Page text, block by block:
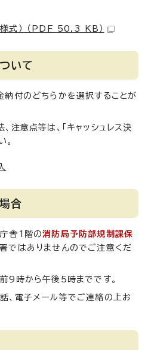
式） （PDF 50.3 KB）
いて
納付のどちらかを選択することが
注意点等は、「キャッシュレス決
。
合
舎1階の消防局予防部規制課保
ではありませんのでご注意くだ
9時から午後5時までです。
、電子メール等でご連絡の上お